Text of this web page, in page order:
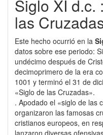
Siglo XI d.c.
las
Este hecho ocurrió en la
datos sobre ese periodo: Siglo XI El siglo XI d. C. (siglo
undécimo después de
decimoprimero de la era
1001 y terminó el 31 de
«Siglo de las Cruzadas».
. Apodado el «siglo de las cruzadas», en el siglo XI se
organizaron las famosas
cristianos europeos, en